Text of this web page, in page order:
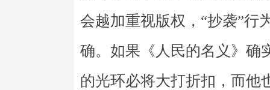
会越加重视版权，“抄袭”行
确。如果《人民的名义》确
的光环必将大打折扣，而他